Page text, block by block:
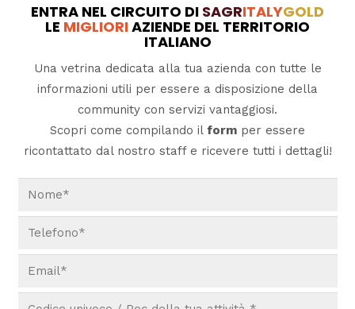
ENTRA NEL CIRCUITO DI SAGRITALYGOLD
LE MIGLIORIAZIENDE DEL TERRITORIO
ITALIANO
Una vetrina dedicata alla tua azienda con tutte le
informazioni utili per essere a disposizione della
community con servizi vantaggiosi.
Scopri come compilando il form per essere
ricontattato dal nostro staff e ricevere tutti i dettagli!